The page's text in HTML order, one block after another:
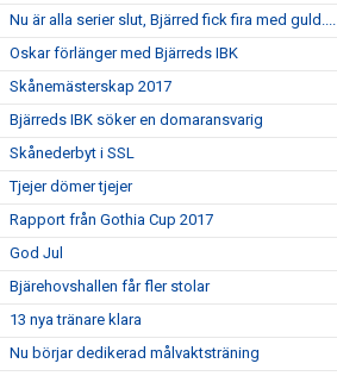
Nu är alla serier slut, Bjärred fick fira med guld....
Oskar förlänger med Bjärreds IBK
Skånemästerskap 2017
Bjärreds IBK söker en domaransvarig
Skånederbyt i SSL
Tjejer dömer tjejer
Rapport från Gothia Cup 2017
God Jul
Bjärehovshallen får fler stolar
13 nya tränare klara
Nu börjar dedikerad målvaktsträning